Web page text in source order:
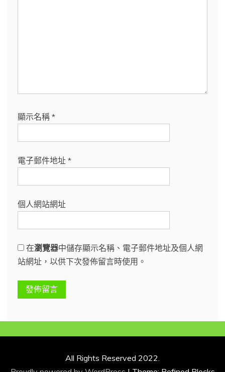
顯示名稱 *
電子郵件地址 *
個人網站網址
在瀏覽器中儲存顯示名稱、電子郵件地址及個人網
站網址，以供下次發佈留言時使用。
All Rights Reserved 2022.